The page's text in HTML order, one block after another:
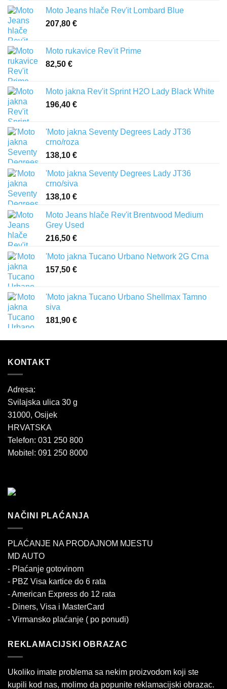
Moto Jeans hlače Rev'it Lombard Blue
207,80 €
Moto rukavice Rev'it Prime
82,50 €
Moto jakna Rev'it Sprint H2O Lady Black White
196,40 €
'Moto jakna Seventy Degrees Lady JT36
crno/roza
138,10 €
'Moto jakna Seventy Degrees Lady JT36
crno/siva
138,10 €
Moto Jeans hlače Rev'it Brentwood Medium
Grey Used
216,50 €
'Moto jakna Tucano Urbano Network 2G Crna
157,50 €
'Moto jakna Tucano Urbano Shellmax Tamno
siva
181,90 €
KONTAKT
Adresa:
Svilajska ulica 30 g
31000, Osijek
HRVATSKA
Telefon: 031 250 800
Mobitel: 091 250 8000
NAČINI PLAĆANJA
PLAĆANJE NA PRODAJNOM MJESTU
MD AUTO
- Plaćanje gotovinom
- PBZ Visa kartice do 6 rata
- American Express do 12 rata
- Diners, Visa i MasterCard
- Virmansko plaćanje ( po ponudi)
REKLAMACIJSKI OBRAZAC
Ukoliko imate problema sa nekim proizvodom koji ste
kupili kod nas, molimo da popunite reklamacijski obrazac.